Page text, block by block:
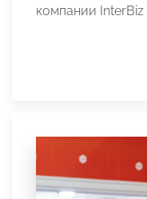
компании InterBiz